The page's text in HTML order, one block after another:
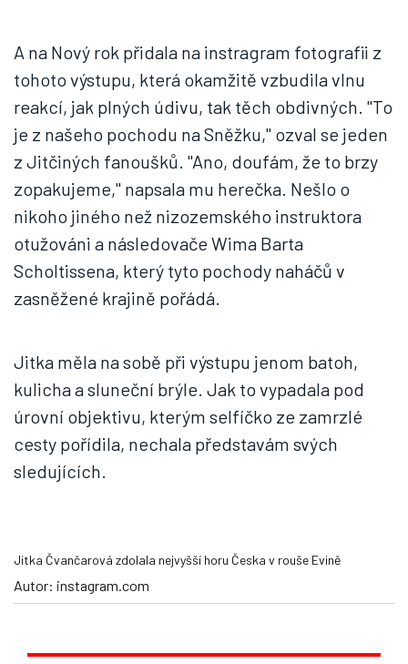
A na Nový rok přidala na instragram fotografii z
tohoto výstupu, která okamžitě vzbudila vlnu
reakcí, jak plných údivu, tak těch obdivných. "To
je z našeho pochodu na Sněžku," ozval se jeden
z Jitčiných fanoušků. "Ano, doufám, že to brzy
zopakujeme," napsala mu herečka. Nešlo o
nikoho jiného než nizozemského instruktora
otužováni a následovače Wima Barta
Scholtissena, který tyto pochody naháčů v
zasněžené krajině pořádá.
Jitka měla na sobě při výstupu jenom batoh,
kulicha a sluneční brýle. Jak to vypadala pod
úrovní objektivu, kterým selfíčko ze zamrzlé
cesty pořídila, nechala představám svých
sledujících.
Jitka Čvančarová zdolala nejvyšší horu Česka v rouše Evině
Autor: instagram.com